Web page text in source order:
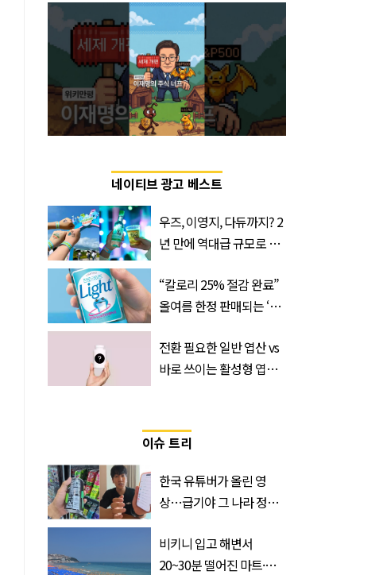
네이티브 광고 베스트
우즈, 이영지, 다듀까지? 2
년 만에 역대급 규모로 돌
벌’
“칼로리 25% 절감 완료”
올여름 한정 판매되는 ‘최
전환 필요한 일반 엽산 vs
바로 쓰이는 활성형 엽
이슈 트리
한국 유튜버가 올린 영
상…급기야 그 나라 정부
비키니 입고 해변서
20~30분 떨어진 마트·주